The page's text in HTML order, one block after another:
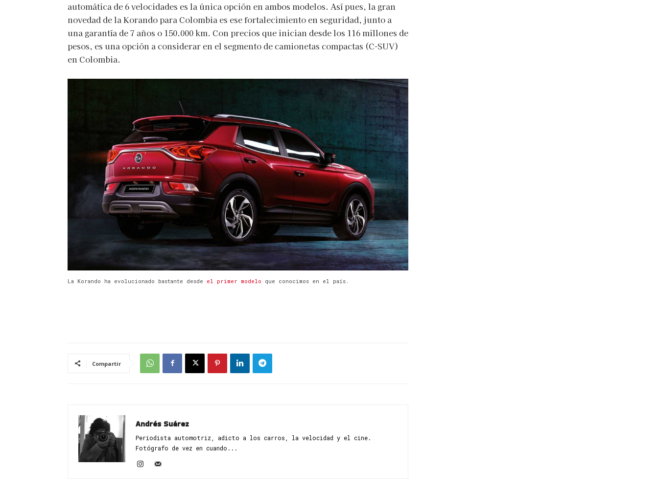
automática de 6 velocidades es la única opción en ambos modelos. Así pues, la gran
novedad de la Korando para Colombia es ese fortalecimiento en seguridad, junto a
una garantía de 7 años o 150.000 km. Con precios que inician desde los 116 millones de
pesos, es una opción a considerar en el segmento de camionetas compactas (C-SUV)
en Colombia.
La Korando ha evolucionado bastante desde el primer modelo que conocimos en el país.
Compartir
Andrés Suárez
Periodista automotriz, adicto a los carros, la velocidad y el cine.
Fotógrafo de vez en cuando...